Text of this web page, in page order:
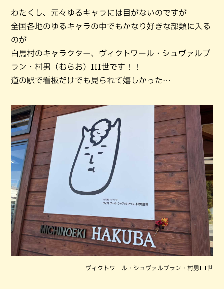
わたくし、元々ゆるキャラには目がないのですが
全国各地のゆるキャラの中でもかなり好きな部類に入る
のが
白馬村のキャラクター、ヴィクトワール・シュヴァルブ
ラン・村男（むらお）III世です！！
道の駅で看板だけでも見られて嬉しかった…
ヴィクトワール・シュヴァルブラン・村男III世